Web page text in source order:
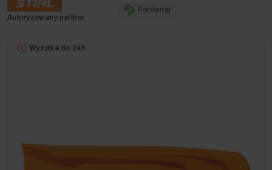
Autoryzowany partner
Porównaj
Wysyłka do 24h